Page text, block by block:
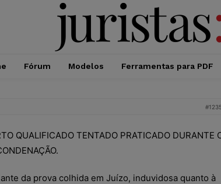
Fórum Modelos Ferramentas para PDF
QUALIFICADO TENTADO PRATICADO DURANTE
da prova colhida em Juízo, induvidosa quanto à